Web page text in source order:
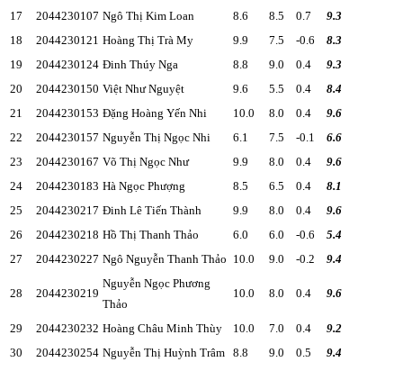
17
2044230107 Ngô Thị Kim Loan 8.6 8.5 0.7
9.3
18
2044230121 Hoàng Thị Trà My 9.9 7.5 -0.6
8.3
19
2044230124 Đinh Thúy Nga 8.8 9.0 0.4
9.3
20
2044230150 Việt Như Nguyệt 9.6 5.5 0.4
8.4
21
2044230153 Đặng Hoàng Yến Nhi 10.0 8.0 0.4
9.6
22
2044230157 Nguyễn Thị Ngọc Nhi 6.1 7.5 -0.1
6.6
23
2044230167 Võ Thị Ngọc Như 9.9 8.0 0.4
9.6
24
2044230183 Hà Ngọc Phượng 8.5 6.5 0.4
8.1
25
2044230217 Đinh Lê Tiến Thành 9.9 8.0 0.4
9.6
26
2044230218 Hồ Thị Thanh Thảo 6.0 6.0 -0.6
5.4
27
2044230227 Ngô Nguyễn Thanh Thảo 10.0 9.0 -0.2 9.4
28 2044230219
Nguyễn Ngọc Phương
Thảo
10.0 8.0 0.4 9.6
29 2044230232 Hoàng Châu Minh Thùy 10.0 7.0 0.4
9.2
30
2044230254 Nguyễn Thị Huỳnh Trâm 8.8 9.0 0.5
9.4